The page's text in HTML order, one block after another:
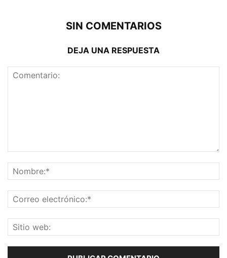
SIN COMENTARIOS
DEJA UNA RESPUESTA